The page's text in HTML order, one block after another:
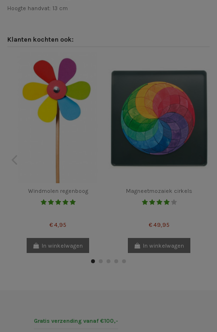
Hoogte handvat: 13 cm
Klanten kochten ook:
Windmolen regenboog
€ 4,95
In winkelwagen
Magneetmozaiek cirkels
€ 49,95
In winkelwagen
Gratis verzending vanaf €100,-